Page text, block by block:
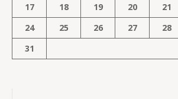
17
18 19 20 21
24
25 26 27 28
31